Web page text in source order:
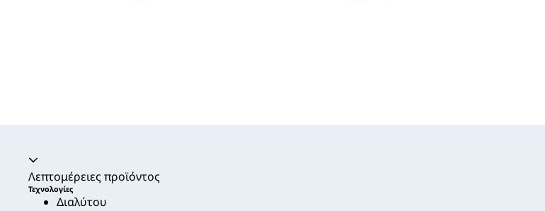
Ακορντεόν καταρρεύσει
Λεπτομέρειες προϊόντος
Τεχνολογίες
Διαλύτου